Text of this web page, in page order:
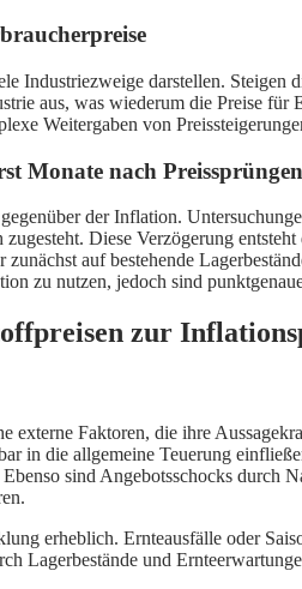
Industriezweige darstellen.
aus, was wiederum die Preise
Weitergaben von
Monate nach
der Inflation.
Diese Verzögerung
auf bestehende
zu nutzen, jedoch sind
zur
Faktoren, die ihre
in die allgemeine Teuerung
sind Angebotsschocks durch
erheblich. Ernteausfälle oder
Lagerbestände und